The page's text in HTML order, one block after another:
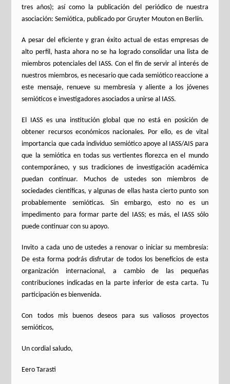
tres años); así como la publicación del periódico de nuestra
asociación: Semiótica, publicado por Gruyter Mouton en Berlín.
A pesar del eficiente y gran éxito actual de estas empresas de
alto perfil, hasta ahora no se ha logrado consolidar una lista de
miembros potenciales del IASS. Con el fin de servir al interés de
nuestros miembros, es necesario que cada semiótico reaccione a
este mensaje, renueve su membresía y aliente a los jóvenes
semióticos e investigadores asociados a unirse al IASS.
El IASS es una institución global que no está en posición de
obtener recursos económicos nacionales. Por ello, es de vital
importancia que cada individuo semiótico apoye al IASS/AIS para
que la semiótica en todas sus vertientes florezca en el mundo
contemporáneo, y sus tradiciones de investigación académica
puedan continuar. Muchos de ustedes son miembros de
sociedades científicas, y algunas de ellas hasta cierto punto son
probablemente semióticas. Sin embargo, esto no es un
impedimento para formar parte del IASS; es más, el IASS sólo
puede continuar con su apoyo.
Invito a cada uno de ustedes a renovar o iniciar su membresía:
De esta forma podrás disfrutar de todos los beneficios de esta
organización internacional, a cambio de las pequeñas
contribuciones indicadas en la parte inferior de esta carta. Tu
participación es bienvenida.
Con todos mis buenos deseos para sus valiosos proyectos
semióticos,
Un cordial saludo,
Eero Tarasti